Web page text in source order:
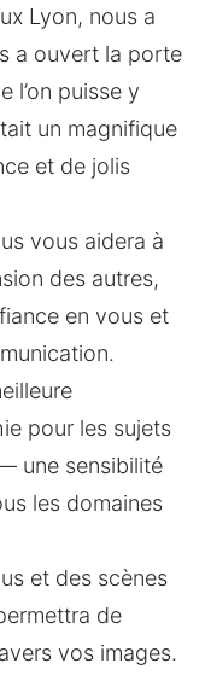
Lyon, nous a
a ouvert la porte
l’on puisse y
un magnifique
et de jolis
vous aidera à
des autres,
en vous et
pour les sujets
une sensibilité
les domaines
et des scènes
de
vos images.